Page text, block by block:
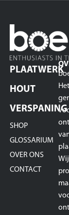
PLAATWERK
HOUT
VERSPANING
SHOP
GLOSSARIUM
OVER ONS
CONTACT
Het
Wij